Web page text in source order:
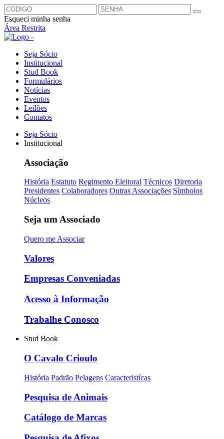
Esqueci minha senha
Área Restrita
Seja Sócio
Institucional
Stud Book
Formulários
Notícias
Eventos
Leilões
Contatos
Seja Sócio
Institucional
Associação
História Estatuto Regimento Eleitoral Técnicos Diretoria
Presidentes Colaboradores Outras Associações Símbolos
Núcleos
Seja um Associado
Quero me Associar
Valores
Empresas Conveniadas
Acesso à Informação
Trabalhe Conosco
Stud Book
O Cavalo Crioulo
História Padrão Pelagens Caracteristícas
Pesquisa de Animais
Catálogo de Marcas